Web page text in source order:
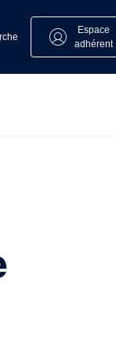
Espace
adhérent